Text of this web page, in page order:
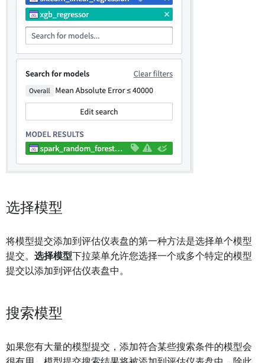
选择模型
将模型提交添加到评估仪表盘的第一种方法是选择单个模型
提交。 选择模型 下拉菜单允许您选择一个或多个特定的模型
提交以添加到评估仪表盘中。
搜索模型
如果您有大量的模型提交，添加符合某些搜索条件的模型会